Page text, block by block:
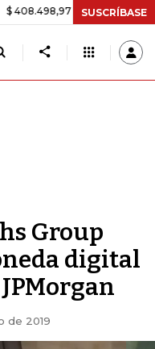
+$ 8.753,81 +2,19%
SUSCRÍBASE
Group
digital
de 2019